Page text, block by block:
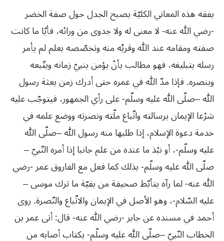
بفقه هذه المعاني الكليّة يصبح الجدل حول صفة الخضر
-رضي الله عنه- لا معنى له ولا جدوى من ورائه، فأيّا ما كانت
صفته ومقامه عند الله وقربُه منه وتخصّصه بعلم لم يأمر
رسله بتبليغه، فهو مطالب بأنْ يؤمن بنبيّ زمانه ويتّبعه
وينصره. فإذا مدّ الله في عمره حتى أدرك زمن بعثة رسول
الله –صلّى الله عليه وسلّم- على رأي الجمهور، فيتوجّب عليه
شرْعا الإيمان برسالته واتّباع ملّته ونصرته ووضع علمه في
خدمة دعوة الإسلام، إذا طلبها منه رسول الله –صلّى الله
عليه وسلّم-، أو نبْذ ما عنده من علم جانبا إذا أمره النّبيّ –
صلّى الله عليه وسلّم- بذلك كما فعل مع الفاروق عمر -رضي
الله عنه- لما رآه يتأبّط صحيفة من بقيّة ما ترك موسى –
عليه السّلام-، وهو الأصل في الإيمان والاتّباع والنّصرة. روى
أحمد في مسنده عن جابر -رضي الله عنه- قال: أتى عمر بن
الخطاب النّبيّ –صلّى الله عليه وسلّم- بكتاب أصابه من